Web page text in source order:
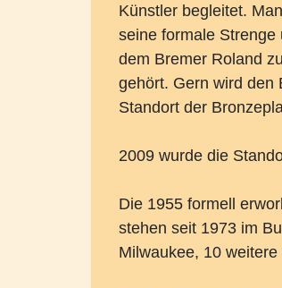
Künstler begleitet.
seine formale
dem Bremer Roland
gehört. Gern wird den
Standort der
2009 wurde die
Die 1955 formell
stehen seit 1973 im
Milwaukee, 10